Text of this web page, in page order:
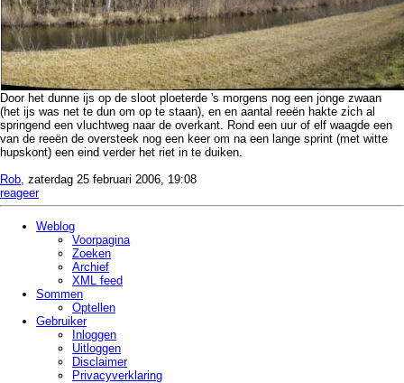
Door het dunne ijs op de sloot ploeterde 's morgens nog een jonge zwaan
(het ijs was net te dun om op te staan), en en aantal reeën hakte zich al
springend een vluchtweg naar de overkant. Rond een uur of elf waagde een
van de reeën de oversteek nog een keer om na een lange sprint (met witte
hupskont) een eind verder het riet in te duiken.
Rob , zaterdag 25 februari 2006, 19:08
reageer
Weblog
Voorpagina
Zoeken
Archief
XML feed
Sommen
Optellen
Gebruiker
Inloggen
Uitloggen
Disclaimer
Privacy­verklaring